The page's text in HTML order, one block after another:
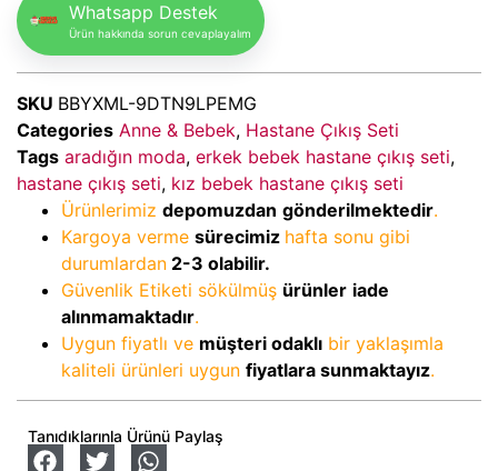
Whatsapp Destek
Ürün hakkında sorun cevaplayalım
SKU BBYXML-9DTN9LPEMG
Categories Anne & Bebek, Hastane Çıkış Seti
Tags aradığın moda, erkek bebek hastane çıkış seti,
hastane çıkış seti, kız bebek hastane çıkış seti
Ürünlerimiz depomuzdan gönderilmektedir.
Kargoya verme sürecimiz hafta sonu gibi
durumlardan 2-3 olabilir.
Güvenlik Etiketi sökülmüş ürünler iade
alınmamaktadır.
Uygun fiyatlı ve müşteri odaklı bir yaklaşımla
kaliteli ürünleri uygun fiyatlara sunmaktayız.
Tanıdıklarınla Ürünü Paylaş